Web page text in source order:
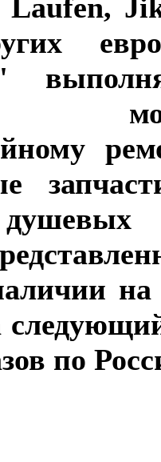
Laufen,
душевых
на
по